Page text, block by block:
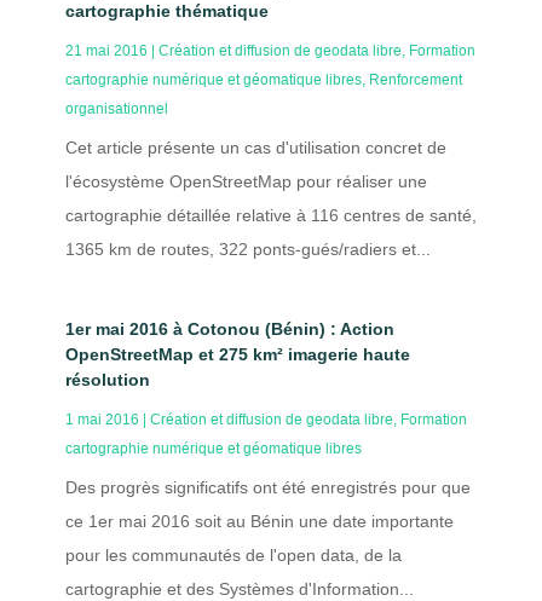
cartographie thématique
21 mai 2016 Création et diffusion de geodata libre, Formation
cartographie numérique et géomatique libres, Renforcement
organisationnel
Cet article présente un cas d'utilisation concret de
l'écosystème OpenStreetMap pour réaliser une
cartographie détaillée relative à 116 centres de santé,
1365 km de routes, 322 ponts-gués/radiers et...
1er mai 2016 à Cotonou (Bénin) : Action
OpenStreetMap et 275 km² imagerie haute
résolution
1 mai 2016 Création et diffusion de geodata libre, Formation
cartographie numérique et géomatique libres
Des progrès significatifs ont été enregistrés pour que
ce 1er mai 2016 soit au Bénin une date importante
pour les communautés de l'open data, de la
cartographie et des Systèmes d'Information...